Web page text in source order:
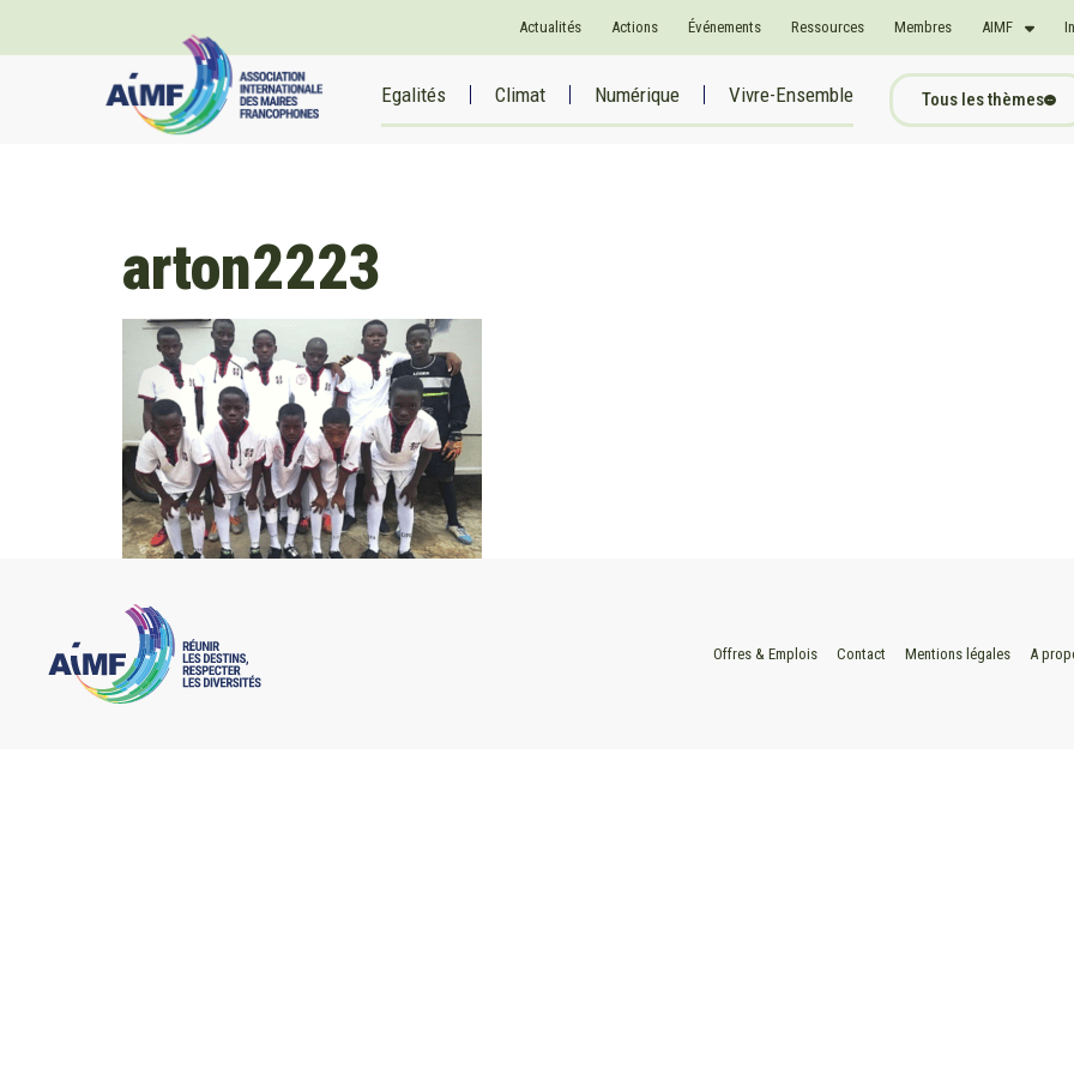
Actualités Actions Événements Ressources Membres AIMF
Egalités Climat Numérique Vivre-Ensemble Tous les thèmes
arton2223
Offres & Emplois Contact Mentions légales A